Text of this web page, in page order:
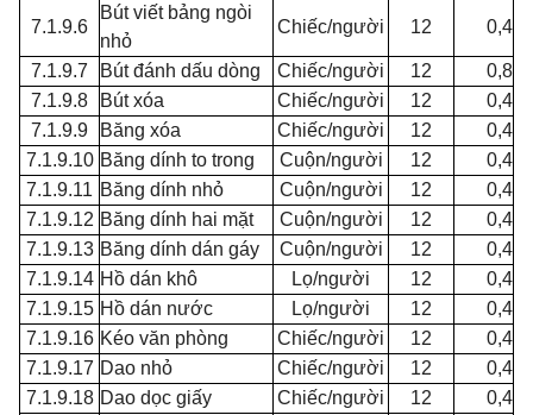
7.1.9.6
Bút viết bảng ngòi
nhỏ
Chiếc/người 12 0,4
7.1.9.7 Bút đánh dấu dòng Chiếc/người 12
0,8
7.1.9.8
Bút xóa Chiếc/người 12
0,4
7.1.9.9
Băng xóa Chiếc/người 12
0,4
7.1.9.10 Băng dính to trong Cuộn/người 12
0,4
7.1.9.11 Băng dính nhỏ Cuộn/người 12
0,4
7.1.9.12 Băng dính hai mặt Cuộn/người 12
0,4
7.1.9.13 Băng dính dán gáy Cuộn/người 12
0,4
7.1.9.14 Hồ dán khô Lọ/người 12
0,4
7.1.9.15 Hồ dán nước Lọ/người 12
0,4
7.1.9.16 Kéo văn phòng Chiếc/người 12
0,4
7.1.9.17 Dao nhỏ Chiếc/người 12
0,4
7.1.9.18 Dao dọc giấy Chiếc/người 12
0,4